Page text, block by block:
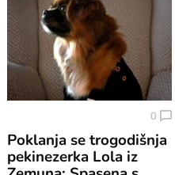
0
Poklanja se trogodišnja
pekinezerka Lola iz